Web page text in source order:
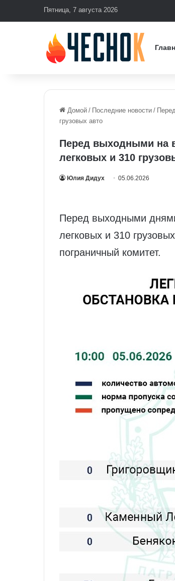
Пятница, 7 августа 2026
Домой / Последние новости /
грузовых авто
Перед выходными на
легковых и 310
Юлия Дидух 05.06.2026
Перед выходными
легковых и 310
пограничный комитет.